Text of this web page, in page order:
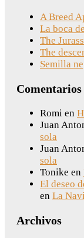
A Breed
La boca
The
The
Semilla
Romi en
Juan
sola
Juan
sola
Tonike en
El deseo
en La
Archivos